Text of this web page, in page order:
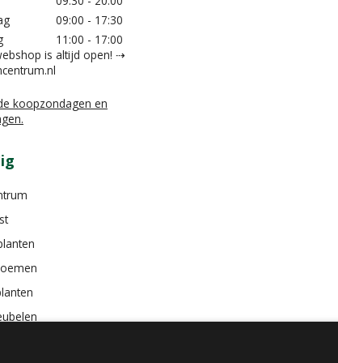
09:00 - 17:30
11:00 - 17:00
is altijd open! ⇢
koopzondagen en